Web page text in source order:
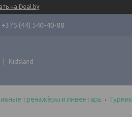
на Deal.by
+375 (44) 540-40-88
Kidsland
тренажёры и инвентарь